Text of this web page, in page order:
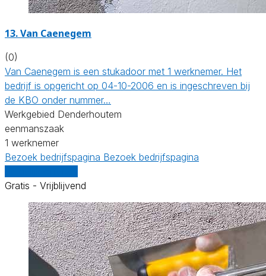
13. Van Caenegem
(0)
Van Caenegem is een stukadoor met 1 werknemer. Het
bedrijf is opgericht op 04-10-2006 en is ingeschreven bij
de KBO onder nummer…
Werkgebied Denderhoutem
eenmanszaak
1 werknemer
Bezoek bedrijfspagina Bezoek bedrijfspagina
Gratis - Vrijblijvend